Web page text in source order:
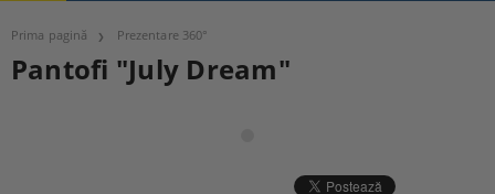
Prima pagină Prezentare 360°
Pantofi "July Dream"